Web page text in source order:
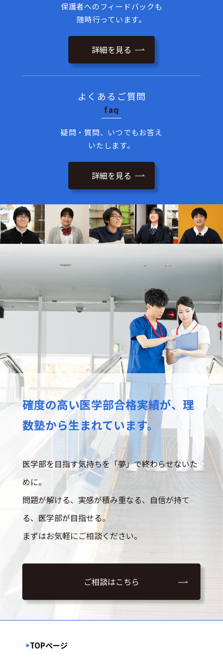
保護者へのフィードバックも
随時行っています。
詳細を見る
よくあるご質問
faq
疑問・質問、いつでもお答え
いたします。
詳細を見る
確度の高い医学部合格実績が、 理
数塾から生まれています。
医学部を目指す気持ちを「夢」で終わらせないた
めに。
問題が解ける、実感が積み重なる、自信が持て
る、医学部が目指せる。
まずはお気軽にご相談ください。
ご相談はこちら
TOPページ